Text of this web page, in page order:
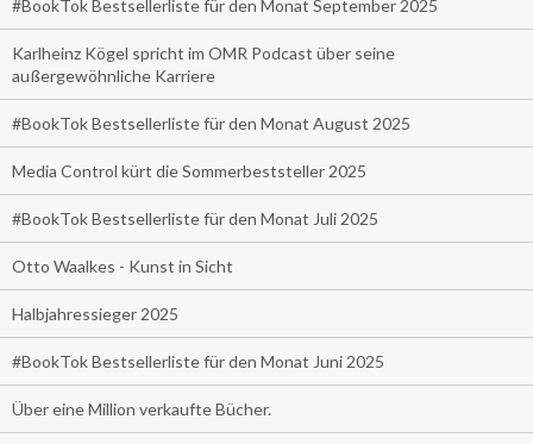
#BookTok Bestsellerliste für den Monat September 2025
Karlheinz Kögel spricht im OMR Podcast über seine
außergewöhnliche Karriere
#BookTok Bestsellerliste für den Monat August 2025
Media Control kürt die Sommerbeststeller 2025
#BookTok Bestsellerliste für den Monat Juli 2025
Otto Waalkes - Kunst in Sicht
Halbjahressieger 2025
#BookTok Bestsellerliste für den Monat Juni 2025
Über eine Million verkaufte Bücher.